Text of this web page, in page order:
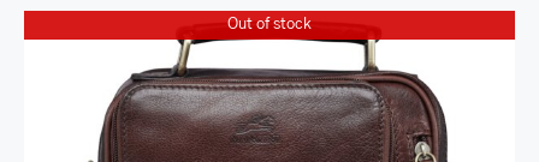
Out of stock